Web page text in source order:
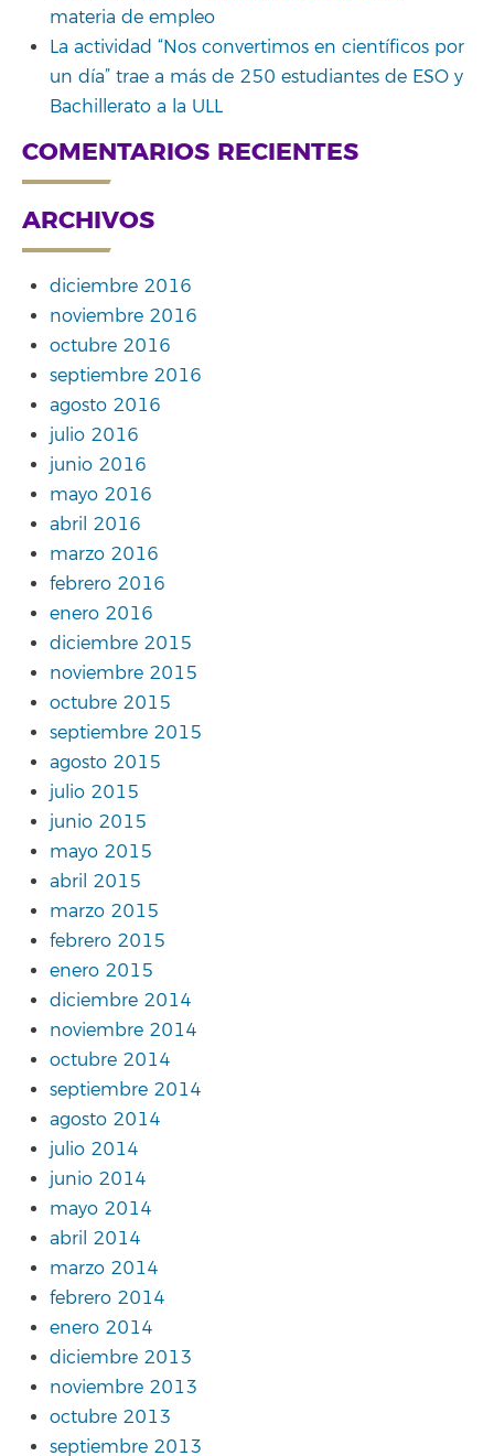
materia de empleo
La actividad “Nos convertimos en científicos por
un día” trae a más de 250 estudiantes de ESO y
Bachillerato a la ULL
COMENTARIOS RECIENTES
ARCHIVOS
diciembre 2016
noviembre 2016
octubre 2016
septiembre 2016
agosto 2016
julio 2016
junio 2016
mayo 2016
abril 2016
marzo 2016
febrero 2016
enero 2016
diciembre 2015
noviembre 2015
octubre 2015
septiembre 2015
agosto 2015
julio 2015
junio 2015
mayo 2015
abril 2015
marzo 2015
febrero 2015
enero 2015
diciembre 2014
noviembre 2014
octubre 2014
septiembre 2014
agosto 2014
julio 2014
junio 2014
mayo 2014
abril 2014
marzo 2014
febrero 2014
enero 2014
diciembre 2013
noviembre 2013
octubre 2013
septiembre 2013